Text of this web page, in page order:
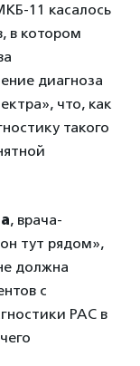
11 касалось
в котором
диагноза
что, как
такого
, врача-
тут рядом»,
должна
с
РАС в